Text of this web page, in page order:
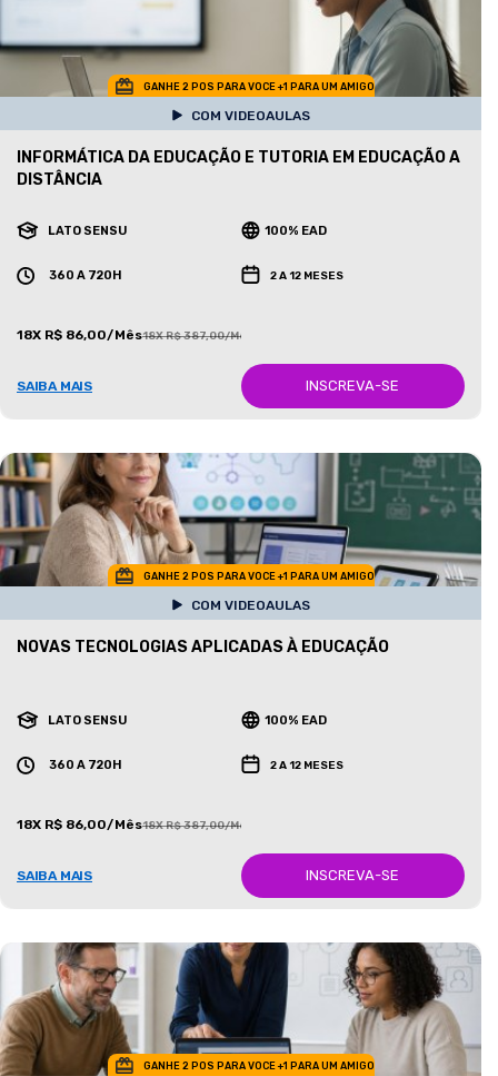
GANHE 2 POS PARA VOCE +1 PARA UM AMIGO
COM VIDEOAULAS
INFORMÁTICA DA EDUCAÇÃO E TUTORIA EM EDUCAÇÃO A
DISTÂNCIA
LATO SENSU 100% EAD
360 A 720H 2 A 12 MESES
18X R$ 86,00/Mês18X R$ 387,00/Mês
SAIBA MAIS INSCREVA-SE
GANHE 2 POS PARA VOCE +1 PARA UM AMIGO
COM VIDEOAULAS
NOVAS TECNOLOGIAS APLICADAS À EDUCAÇÃO
LATO SENSU 100% EAD
360 A 720H 2 A 12 MESES
18X R$ 86,00/Mês18X R$ 387,00/Mês
SAIBA MAIS INSCREVA-SE
GANHE 2 POS PARA VOCE +1 PARA UM AMIGO